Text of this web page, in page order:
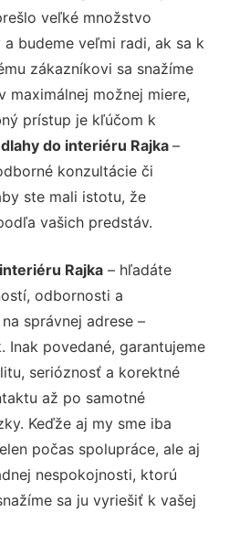
veľké množstvo
budeme veľmi radi, ak sa k
zákazníkovi sa snažíme
možnej miere,
prístup je kľúčom k
do interiéru Rajka –
konzultácie či
ste mali istotu, že
vašich predstáv.
Rajka – hľadáte
odbornosti a
správnej adrese –
Inak povedané, garantujeme
serióznosť a korektné
až po samotné
Keďže aj my sme iba
počas spolupráce, ale aj
nespokojnosti, ktorú
sa ju vyriešiť k vašej